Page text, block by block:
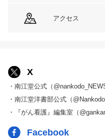
アクセス
X
・南江堂公式（
・南江堂洋書部公式（
・『がん看護』編集室（
Facebook